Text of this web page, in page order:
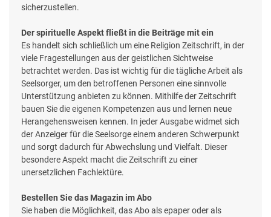
sicherzustellen.
Der spirituelle Aspekt fließt in die Beiträge mit ein
Es handelt sich schließlich um eine Religion Zeitschrift, in der
viele Fragestellungen aus der geistlichen Sichtweise
betrachtet werden. Das ist wichtig für die tägliche Arbeit als
Seelsorger, um den betroffenen Personen eine sinnvolle
Unterstützung anbieten zu können. Mithilfe der Zeitschrift
bauen Sie die eigenen Kompetenzen aus und lernen neue
Herangehensweisen kennen. In jeder Ausgabe widmet sich
der Anzeiger für die Seelsorge einem anderen Schwerpunkt
und sorgt dadurch für Abwechslung und Vielfalt. Dieser
besondere Aspekt macht die Zeitschrift zu einer
unersetzlichen Fachlektüre.
Bestellen Sie das Magazin im Abo
Sie haben die Möglichkeit, das Abo als epaper oder als